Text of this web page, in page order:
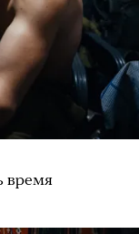
время